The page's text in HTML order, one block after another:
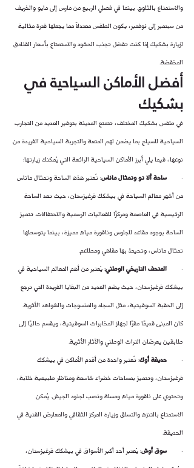
والاستمتاع بالثلوج. بينما في فصلي الربيع من مارس إلى مايو والخريف
من سبتمبر إلى نوفمبر، يكون الطقس معتدلاً مما يجعلها فترة مثالية
لزيارة بشكيك إذا كنت تفضل تجنب الحشود والاستمتاع بأسعار الفنادق
المخفضة.
أفضل الأماكن السياحية في
بشكيك
في طقس بشكيك المختلف، تتمتع المدينة بتوفير العديد من التجارب
السياحية للسياح بما يضمن لهم المتعة والتجربة السياحية الفريدة من
نوعها، فيما يلي أبرز الأماكن السياحية الرائعة التي يُمكنك زيارتها:
· ساحة ألا تو وتمثال ماناس: تُعتبر هذه الساحة وتمثال ماناس
من أشهر معالم السياحة في بيشكك قرغيزستان، حيث تعد الساحة
الرئيسية في العاصمة ومركزًا للفعاليات الرسمية والاحتفالات. تتميز
الساحة بوجود مقاعد للجلوس ونافورة مياه مميزة، بينما يتوسطها
تمثال ماناس، وتحيط بها مقاهي ومطاعم.
· المتحف التاريخي الوطني: يُعتبر من أهم المعالم السياحية في
بيشكك قرغيزستان، حيث يضم العديد من البقايا الفريدة التي ترجع
إلى الحقبة السوفيتية، مثل السجاد والمنسوجات والشواهد الأثرية.
كان المبنى قديمًا مقرًا لجهاز المخابرات السوفيتية، ويقسم حاليًا إلى
طابقين يعرضان التراث الوطني والآثار الأثرية.
· حديقة أوك: تُعتبر واحدة من أقدم الأماكن في بيشكك
قرغيزستان، وتتميز بمساحات خضراء شاسعة ومناظر طبيعية خلابة،
وتحتوي على نافورة مياه ومسلة ونصب لجنود الجيش. يُمكن
الاستمتاع بالتنزه والتسلق وزيارة المركز الثقافي والمعارض الفنية في
الحديقة.
· سوق أوش: يُعتبر أحد أكبر الأسواق في بيشكك قرغيزستان،